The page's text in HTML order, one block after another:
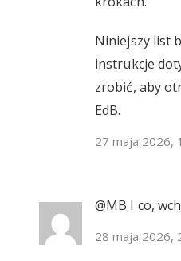
Niniejszy list
instrukcje
zrobić, aby
EdB.
27 maja 2026,
@MB I co,
28 maja 2026,